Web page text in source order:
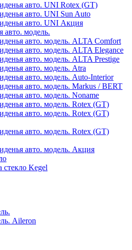
авто. UNI Rotex (GT)
авто. UNI Sun Auto
авто. UNI Акция
авто. модель.
авто. модель. ALTA Comfort
авто. модель. ALTA Elegance
авто. модель. ALTA Prestige
авто. модель. Atra
авто. модель. Auto-Interior
авто. модель. Markus / BERT
авто. модель. Noname
авто. модель. Rotex (GT)
авто. модель. Rotex (GT)
авто. модель. Rotex (GT)
авто. модель. Акция
стекло Kegel
Aileron